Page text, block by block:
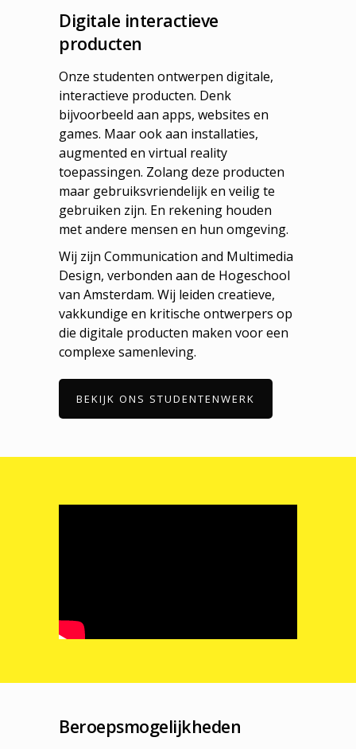
Digitale interactieve
producten
Onze studenten ontwerpen digitale,
interactieve producten. Denk
bijvoorbeeld aan apps, websites en
games. Maar ook aan installaties,
augmented en virtual reality
toepassingen. Zolang deze producten
maar gebruiksvriendelijk en veilig te
gebruiken zijn. En rekening houden
met andere mensen en hun omgeving.
Wij zijn Communication and Multimedia
Design, verbonden aan de Hogeschool
van Amsterdam. Wij leiden creatieve,
vakkundige en kritische ontwerpers op
die digitale producten maken voor een
complexe samenleving.
BEKIJK ONS STUDENTENWERK
Beroepsmogelijkheden